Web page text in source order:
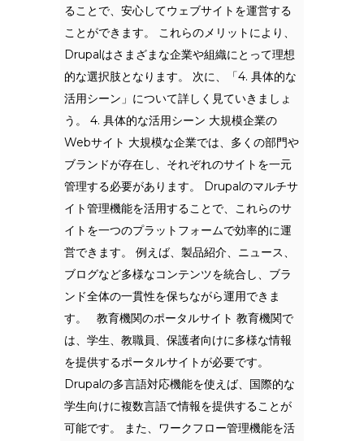
ることで、安心してウェブサイトを運営する
ことができます。 これらのメリットにより、
Drupalはさまざまな企業や組織にとって理想
的な選択肢となります。 次に、「4. 具体的な
活用シーン」について詳しく見ていきましょ
う。 4. 具体的な活用シーン 大規模企業の
Webサイト 大規模な企業では、多くの部門や
ブランドが存在し、それぞれのサイトを一元
管理する必要があります。 Drupalのマルチサ
イト管理機能を活用することで、これらのサ
イトを一つのプラットフォームで効率的に運
営できます。 例えば、製品紹介、ニュース、
ブログなど多様なコンテンツを統合し、ブラ
ンド全体の一貫性を保ちながら運用できま
す。 教育機関のポータルサイト 教育機関で
は、学生、教職員、保護者向けに多様な情報
を提供するポータルサイトが必要です。
Drupalの多言語対応機能を使えば、国際的な
学生向けに複数言語で情報を提供することが
可能です。 また、ワークフロー管理機能を活